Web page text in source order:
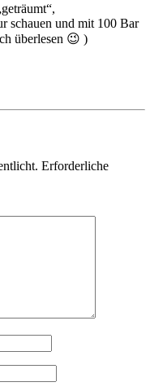
schauen und mit 100 Bar
überlesen 😉 )
Erforderliche